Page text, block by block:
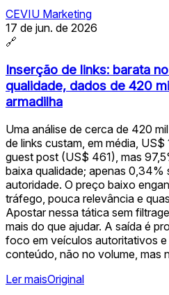
CEVIU Marketing
17 de jun. de 2026
🔗
Inserção de links: barata
qualidade, dados de 420
armadilha
Uma análise de cerca de 420
de links custam, em média,
guest post (US$ 461), mas
baixa qualidade; apenas 0,34%
autoridade. O preço baixo
tráfego, pouca relevância e
Apostar nessa tática sem
mais do que ajudar. A saída é
foco em veículos autoritativos
conteúdo, não no volume, mas
Ler maisOriginal